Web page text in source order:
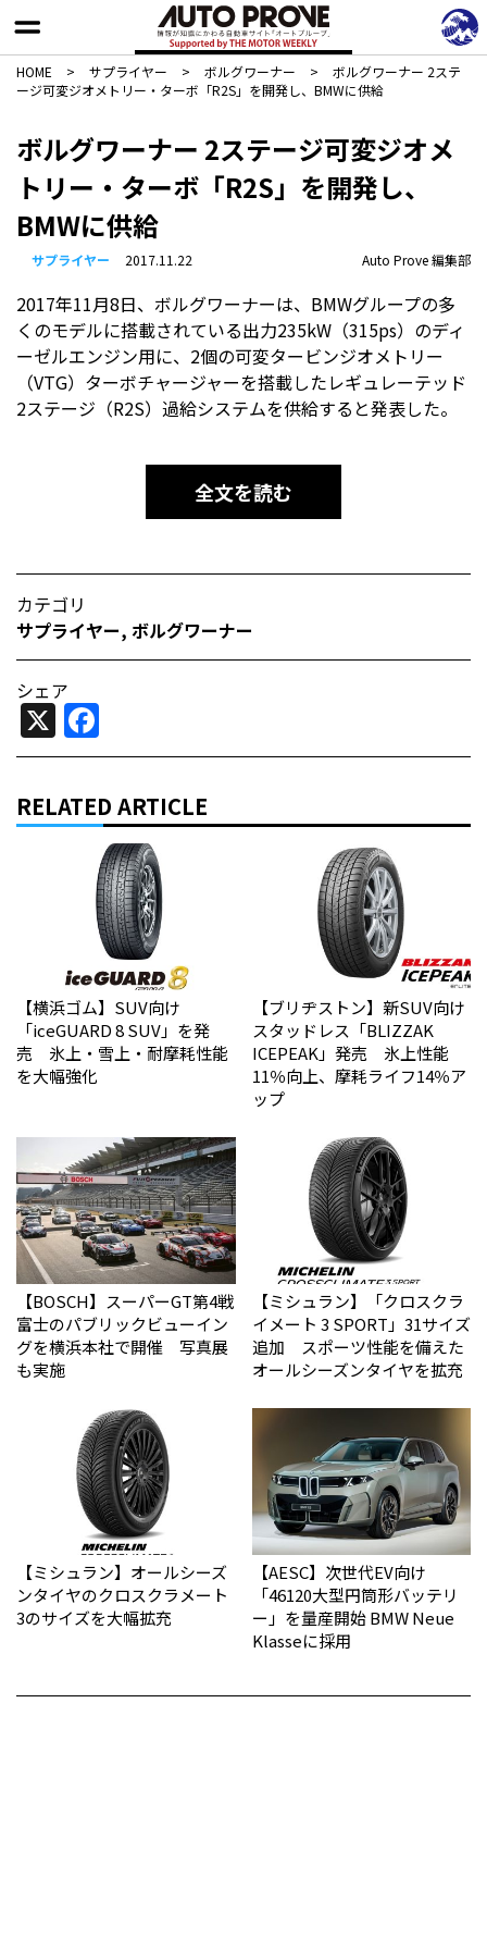
HOME > サプライヤー > ボルグワーナー >
ボルグワーナー 2ステ
ージ可変ジオメトリー・ターボ「R2S」を開発し、BMWに供給
ボルグワーナー 2ステージ可変ジオメ
トリー・ターボ「R2S」を開発し、
BMWに供給
サプライヤー 2017.11.22 Auto Prove 編集部
2017年11月8日、ボルグワーナーは、BMWグループの多
くのモデルに搭載されている出力235kW（315ps）のディ
ーゼルエンジン用に、2個の可変タービンジオメトリー
（VTG）ターボチャージャーを搭載したレギュレーテッド
2ステージ（R2S）過給システムを供給すると発表した。
全文を読む
カテゴリ
サプライヤー, ボルグワーナー
シェア
X
RELATED ARTICLE
【横浜ゴム】SUV向け
「iceGUARD 8 SUV」を発
売 氷上・雪上・耐摩耗性能
を大幅強化
【ブリヂストン】新SUV向け
スタッドレス「BLIZZAK
ICEPEAK」発売 氷上性能
11％向上、摩耗ライフ14％ア
ップ
【BOSCH】スーパーGT第4戦
富士のパブリックビューイン
グを横浜本社で開催 写真展
も実施
【ミシュラン】「クロスクラ
イメート 3 SPORT」31サイズ
追加 スポーツ性能を備えた
オールシーズンタイヤを拡充
【ミシュラン】オールシーズ
ンタイヤのクロスクラメート
3のサイズを大幅拡充
【AESC】次世代EV向け
「46120大型円筒形バッテリ
ー」を量産開始 BMW Neue
Klasseに採用